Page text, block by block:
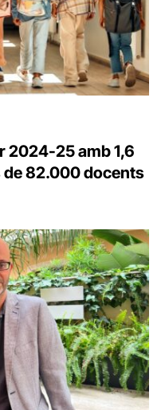
2024-25 amb 1,6
de 82.000 docents